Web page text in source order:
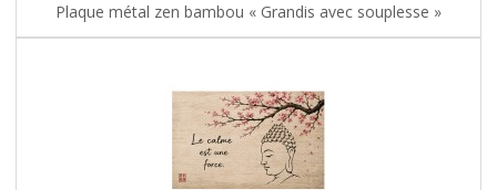
Plaque métal zen bambou « Grandis avec souplesse »